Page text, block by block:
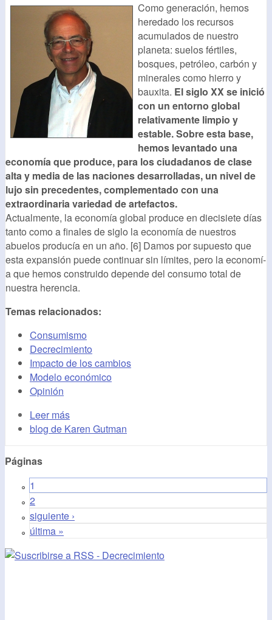
Como generación, hemos
heredado los recursos
acumulados de nuestro
planeta: suelos fértiles,
bosques, petróleo, carbón y
minerales como hierro y
bauxita. El siglo XX se inició
con un entorno global
relativamente limpio y
estable. Sobre esta base,
hemos levantado una
economí­a que produce, para los ciudadanos de clase
alta y media de las naciones desarrolladas, un nivel de
lujo sin precedentes, complementado con una
extraordinaria variedad de artefactos.
Actualmente, la economí­a global produce en diecisiete dí­as
tanto como a finales de siglo la economí­a de nuestros
abuelos producí­a en un año. [6] Damos por supuesto que
esta expansión puede continuar sin lí­mites, pero la economí­
a que hemos construido depende del consumo total de
nuestra herencia.
Temas relacionados:
Consumismo
Decrecimiento
Impacto de los cambios
Modelo económico
Opinión
Leer más
blog de Karen Gutman
Páginas
1
2
siguiente ›
última »